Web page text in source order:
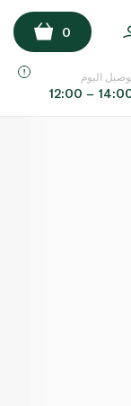
0
اليوم
12:00 –
The